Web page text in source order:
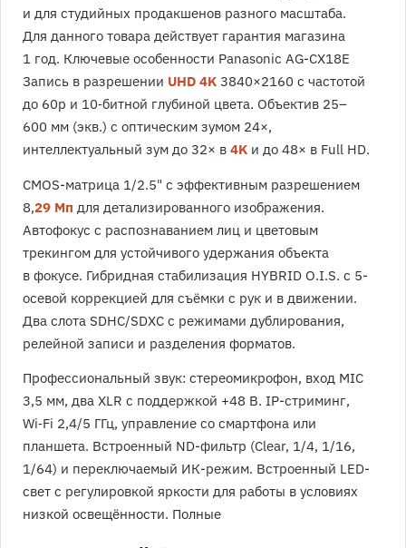
и для студийных продакшенов разного масштаба.
Для данного товара действует гарантия магазина
1 год. Ключевые особенности Panasonic AG-CX18E
Запись в разрешении UHD 4K 3840×2160 с частотой
до 60p и 10‑битной глубиной цвета. Объектив 25–
600 мм (экв.) с оптическим зумом 24×,
интеллектуальный зум до 32× в 4K и до 48× в Full HD.
CMOS-матрица 1/2.5" с эффективным разрешением
8,29 Мп для детализированного изображения.
Автофокус с распознаванием лиц и цветовым
трекингом для устойчивого удержания объекта
в фокусе. Гибридная стабилизация HYBRID O.I.S. с 5-
осевой коррекцией для съёмки с рук и в движении.
Два слота SDHC/SDXC с режимами дублирования,
релейной записи и разделения форматов.
Профессиональный звук: стереомикрофон, вход MIC
3,5 мм, два XLR с поддержкой +48 В. IP-стриминг,
Wi‑Fi 2,4/5 ГГц, управление со смартфона или
планшета. Встроенный ND-фильтр (Clear, 1/4, 1/16,
1/64) и переключаемый ИК-режим. Встроенный LED-
свет с регулировкой яркости для работы в условиях
низкой освещённости. Полные